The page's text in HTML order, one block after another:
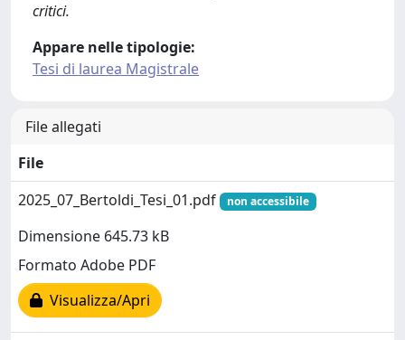
critici.
Appare nelle tipologie:
Tesi di laurea Magistrale
File allegati
File
2025_07_Bertoldi_Tesi_01.pdf
non accessibile
Dimensione 645.73 kB
Formato Adobe PDF
Visualizza/Apri